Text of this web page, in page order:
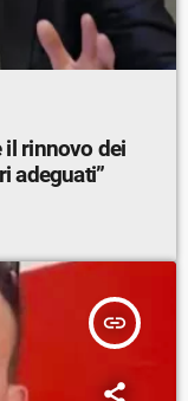
il rinnovo dei
adeguati”
insert_link